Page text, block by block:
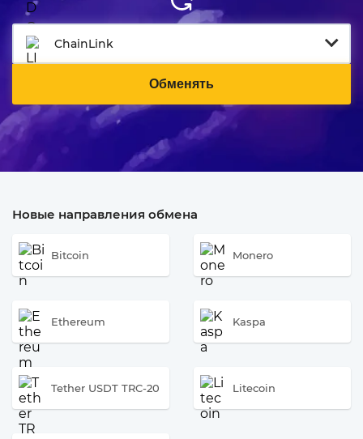
ChainLink
Обменять
Новые направления обмена
Bitcoin Monero
Ethereum Kaspa
Tether USDT TRC-20 Litecoin